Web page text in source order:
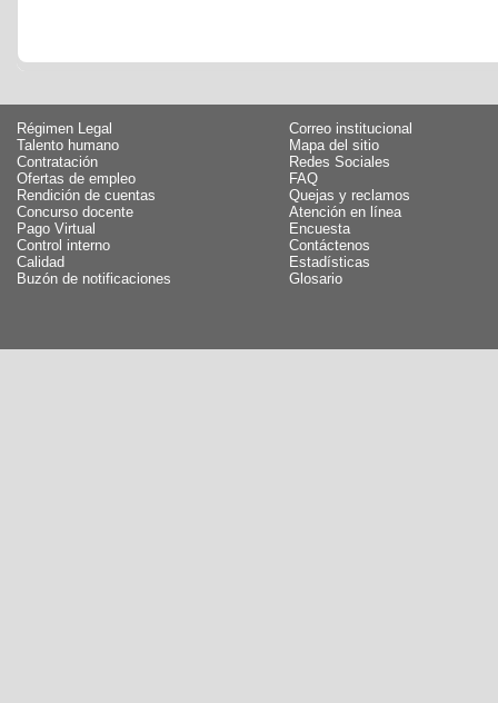
Régimen Legal
Talento humano
Contratación
Ofertas de empleo
Rendición de cuentas
Concurso docente
Pago Virtual
Control interno
Calidad
Buzón de notificaciones
Correo institucional
Mapa del sitio
Redes Sociales
FAQ
Quejas y reclamos
Atención en línea
Encuesta
Contáctenos
Estadísticas
Glosario